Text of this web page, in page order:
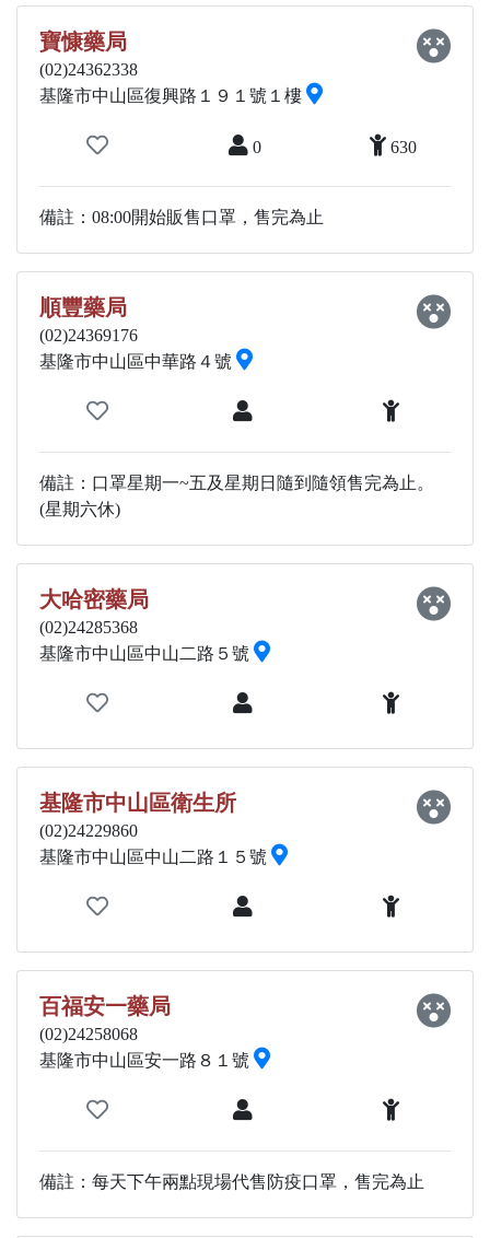
寶慷藥局
(02)24362338
基隆市中山區復興路１９１號１樓
0 630
備註：08:00開始販售口罩，售完為止
順豐藥局
(02)24369176
基隆市中山區中華路４號
備註：口罩星期一~五及星期日隨到隨領售完為止。
(星期六休)
大哈密藥局
(02)24285368
基隆市中山區中山二路５號
基隆市中山區衛生所
(02)24229860
基隆市中山區中山二路１５號
百福安一藥局
(02)24258068
基隆市中山區安一路８１號
備註：每天下午兩點現場代售防疫口罩，售完為止